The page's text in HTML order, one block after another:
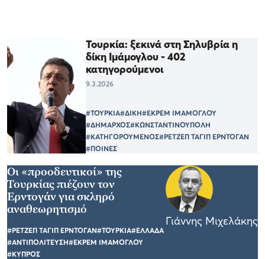
Τουρκία: ξεκινά στη Σηλυβρία η
δίκη Ιμάμογλου - 402
κατηγορούμενοι
9.3.2026
#ΤΟΥΡΚΙΑ#ΔΙΚΗ#ΕΚΡΕΜ ΙΜΑΜΟΓΛΟΥ
#ΔΗΜΑΡΧΟΣ#ΚΩΝΣΤΑΝΤΙΝΟΥΠΟΛΗ
#ΚΑΤΗΓΟΡΟΥΜΕΝΟΣ#ΡΕΤΖΕΠ ΤΑΓΙΠ ΕΡΝΤΟΓΑΝ
#ΠΟΙΝΕΣ
Οι «προοδευτικοί» της
Τουρκίας πιέζουν τον
Ερντογάν για σκληρό
αναθεωρητισμό
#ΡΕΤΖΕΠ ΤΑΓΙΠ ΕΡΝΤΟΓΑΝ#ΤΟΥΡΚΙΑ#ΕΛΛΑΔΑ
#ΑΝΤΙΠΟΛΙΤΕΥΣΗ#ΕΚΡΕΜ ΙΜΑΜΟΓΛΟΥ
#ΚΥΠΡΟΣ
Γιάννης Μιχελάκης